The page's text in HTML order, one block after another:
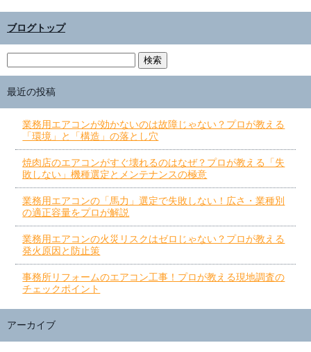
ブログトップ
最近の投稿
業務用エアコンが効かないのは故障じゃない？プロが教える
「環境」と「構造」の落とし穴
焼肉店のエアコンがすぐ壊れるのはなぜ？プロが教える「失
敗しない」機種選定とメンテナンスの極意
業務用エアコンの「馬力」選定で失敗しない！広さ・業種別
の適正容量をプロが解説
業務用エアコンの火災リスクはゼロじゃない？プロが教える
発火原因と防止策
事務所リフォームのエアコン工事！プロが教える現地調査の
チェックポイント
アーカイブ